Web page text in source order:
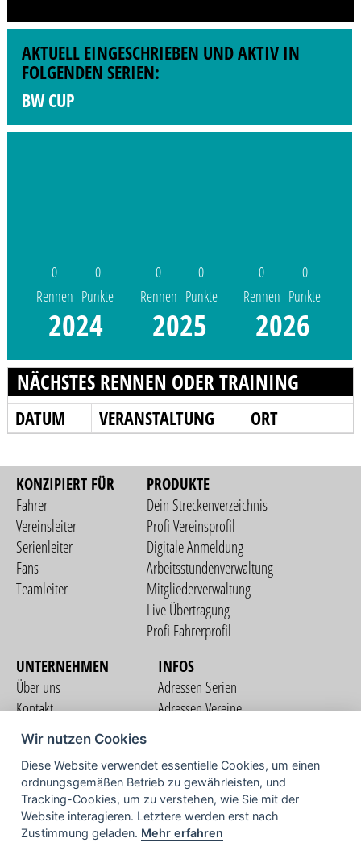
AKTUELL EINGESCHRIEBEN UND AKTIV IN
FOLGENDEN SERIEN:
BW CUP
0
Rennen
0
Punkte
2024
0
Rennen
0
Punkte
2025
0
Rennen
0
Punkte
2026
NÄCHSTES RENNEN ODER TRAINING
DATUM VERANSTALTUNG ORT
KONZIPIERT FÜR
Fahrer
Vereinsleiter
Serienleiter
Fans
Teamleiter
PRODUKTE
Dein Streckenverzeichnis
Profi Vereinsprofil
Digitale Anmeldung
Arbeitsstundenverwaltung
Mitgliederverwaltung
Live Übertragung
Profi Fahrerprofil
UNTERNEHMEN
Über uns
Kontakt
Nutzungsbedingungen
Datenschutzerklärung
Impressum
INFOS
Adressen Serien
Adressen Vereine
COMMUNITY
Wir nutzen Cookies
Diese Website verwendet essentielle Cookies, um einen
ordnungsgemäßen Betrieb zu gewährleisten, und
Tracking-Cookies, um zu verstehen, wie Sie mit der
Website interagieren. Letztere werden erst nach
Zustimmung geladen. Mehr erfahren